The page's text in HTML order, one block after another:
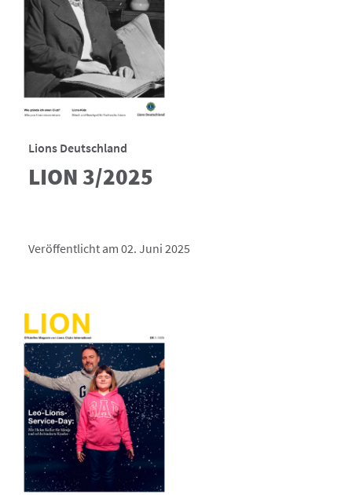
Lions Deutschland
LION 3/2025
Veröffentlicht am 02. Juni 2025